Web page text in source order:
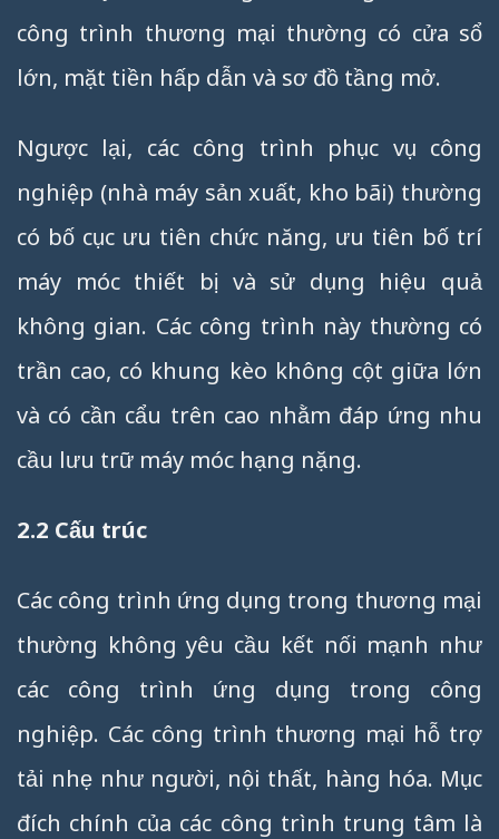
công trình thương mại thường có cửa sổ
lớn, mặt tiền hấp dẫn và sơ đồ tầng mở.
Ngược lại, các công trình phục vụ công
nghiệp (nhà máy sản xuất, kho bãi) thường
có bố cục ưu tiên chức năng, ưu tiên bố trí
máy móc thiết bị và sử dụng hiệu quả
không gian. Các công trình này thường có
trần cao, có khung kèo không cột giữa lớn
và có cần cẩu trên cao nhằm đáp ứng nhu
cầu lưu trữ máy móc hạng nặng.
2.2 Cấu trúc
Các công trình ứng dụng trong thương mại
thường không yêu cầu kết nối mạnh như
các công trình ứng dụng trong công
nghiệp. Các công trình thương mại hỗ trợ
tải nhẹ như người, nội thất, hàng hóa. Mục
đích chính của các công trình trung tâm là